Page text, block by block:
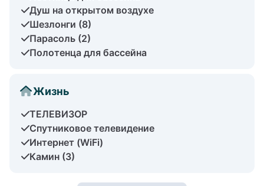
Душ на открытом воздухе
Шезлонги (8)
Парасоль (2)
Полотенца для бассейна
Жизнь
ТЕЛЕВИЗОР
Спутниковое телевидение
Интернет (WiFi)
Камин (3)